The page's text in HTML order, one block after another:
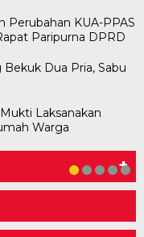
Perubahan KUA-PPAS
Paripurna DPRD
Dua Pria, Sabu
Laksanakan
Warga
+
Bersinergi
Bawang Gelar
DPD II
sebagai
Pengurus DPD